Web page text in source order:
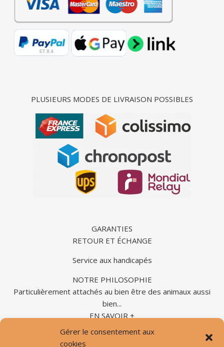
Gérer le consentement aux
cookies
PLUSIEURS MODES DE LIVRAISON POSSIBLES
GARANTIES
RETOUR ET ÉCHANGE
Service aux handicapés
NOTRE PHILOSOPHIE
Particulièrement attachés au bien être des animaux aussi
bien...
EN SAVOIR +